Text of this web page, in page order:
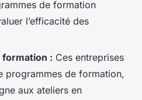
de formation
l’efficacité des
: Ces entreprises
programmes de formation,
aux ateliers en